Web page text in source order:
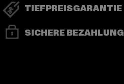
TIEFPREISGARANTIE
SICHERE BEZAHLUNG